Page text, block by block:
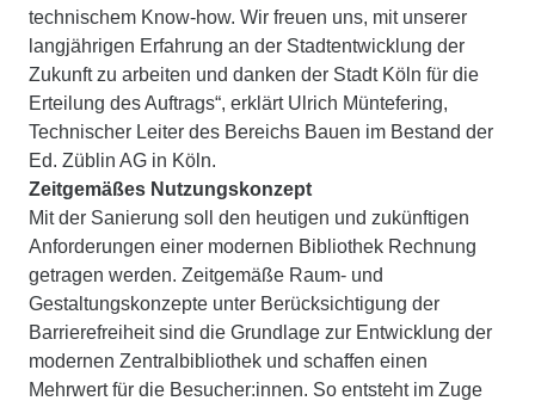
technischem Know-how. Wir freuen uns, mit unserer
langjährigen Erfahrung an der Stadtentwicklung der
Zukunft zu arbeiten und danken der Stadt Köln für die
Erteilung des Auftrags“, erklärt Ulrich Müntefering,
Technischer Leiter des Bereichs Bauen im Bestand der
Ed. Züblin AG in Köln.
Zeitgemäßes Nutzungskonzept
Mit der Sanierung soll den heutigen und zukünftigen
Anforderungen einer modernen Bibliothek Rechnung
getragen werden. Zeitgemäße Raum- und
Gestaltungskonzepte unter Berücksichtigung der
Barrierefreiheit sind die Grundlage zur Entwicklung der
modernen Zentralbibliothek und schaffen einen
Mehrwert für die Besucher:innen. So entsteht im Zuge